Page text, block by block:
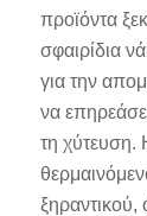
προϊόντα
σφαιρίδια
για την
να
τη χύτευση.
ξηραντικού,
ES
JA
KO
CS